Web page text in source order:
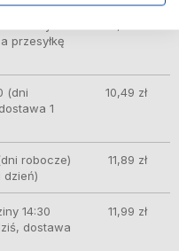
przesyłkę
(dni
1
10,49 zł
robocze)
dzień)
11,89 zł
14:30
dostawa
11,99 zł